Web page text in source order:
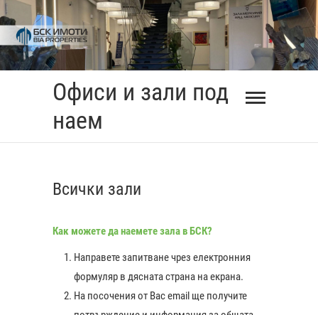
Skip
to
content
Офиси и зали под
наем
Всички зали
Как можете да наемете зала в БСК?
Направете запитване чрез електронния
формуляр в дясната страна на екрана.
На посочения от Вас еmail ще получите